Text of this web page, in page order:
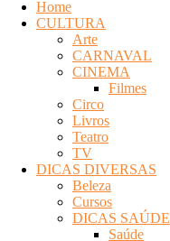
INFOCO
Home
CULTURA
Arte
CARNAVAL
CINEMA
Filmes
Circo
Livros
Teatro
TV
DICAS DIVERSAS
Beleza
Cursos
DICAS SAÚDE
Saúde